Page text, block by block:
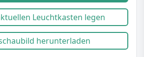
Leuchtkasten legen
herunterladen